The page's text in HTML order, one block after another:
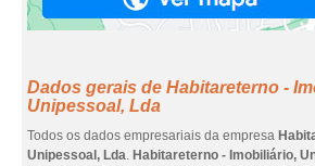
Dados gerais de Habitareterno -
Unipessoal, Lda
Todos os dados empresariais da empresa
Unipessoal, Lda. Habitareterno - Imobiliário,